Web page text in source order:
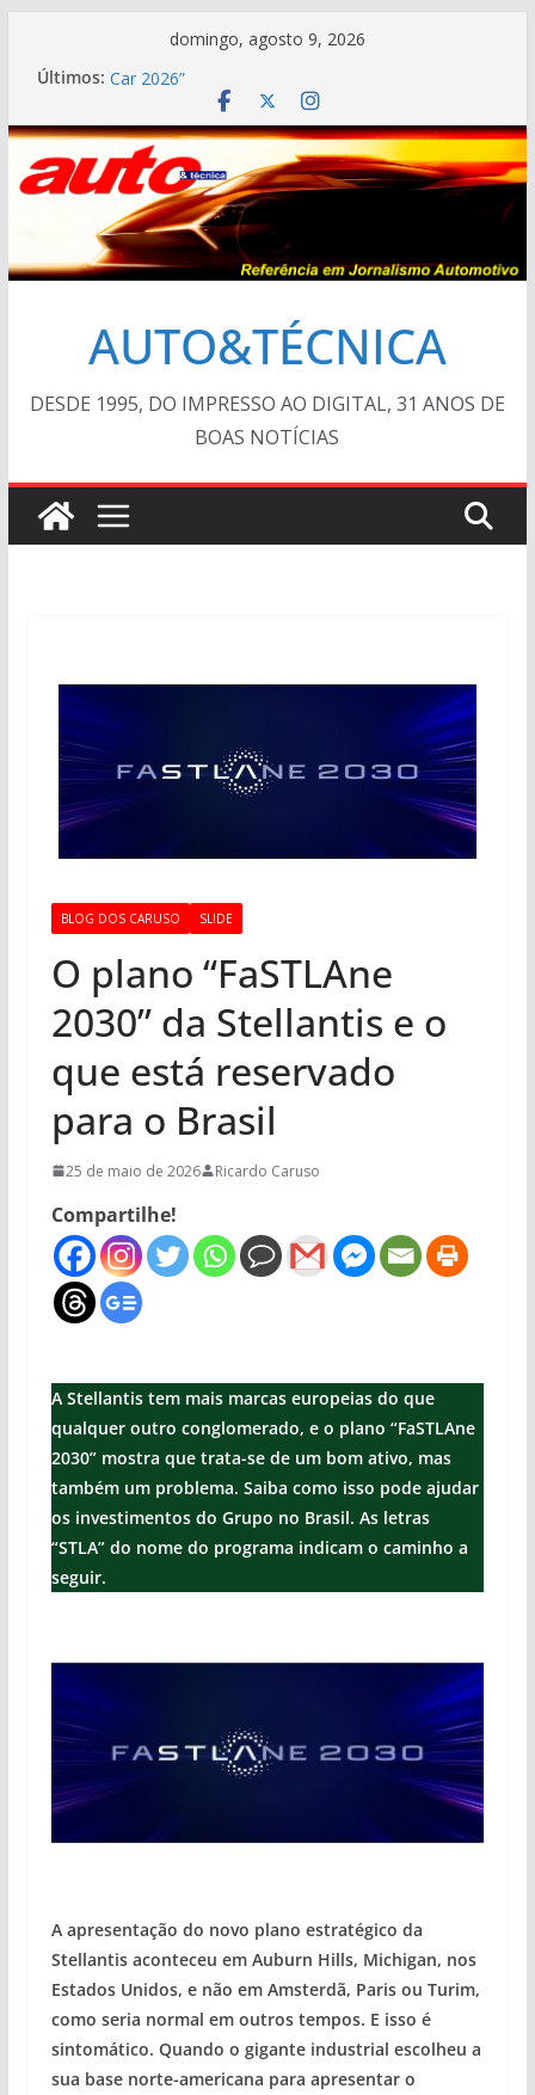
conteúdo
domingo, agosto 9, 2026
Últimos: VÍDEO ESPECIAL: os antigos no “Poços Classic
AUTO&TÉCNICA FILES #139 – Chevrolet Calibra
1993
Cristiano Ronaldo mostra sua garagem
Ferrari Luce 2026: esgotada em dois meses
TESTE – Ram Dakota Laramie 4×4
AUTO&TÉCNICA
DESDE 1995, DO IMPRESSO AO DIGITAL, 31 ANOS DE
BOAS NOTÍCIAS
BLOG DOS CARUSO SLIDE
O plano “FaSTLAne
2030” da Stellantis e o
que está reservado
para o Brasil
25 de maio de 2026 Ricardo Caruso
Compartilhe!
A Stellantis tem mais marcas europeias do que
qualquer outro conglomerado, e o plano “FaSTLAne
2030” mostra que trata-se de um bom ativo, mas
também um problema. Saiba como isso pode ajudar
os investimentos do Grupo no Brasil. As letras
“STLA” do nome do programa indicam o caminho a
seguir.
A apresentação do novo plano estratégico da
Stellantis aconteceu em Auburn Hills, Michigan, nos
Estados Unidos, e não em Amsterdã, Paris ou Turim,
como seria normal em outros tempos. E isso é
sintomático. Quando o gigante industrial escolheu a
sua base norte-americana para apresentar o